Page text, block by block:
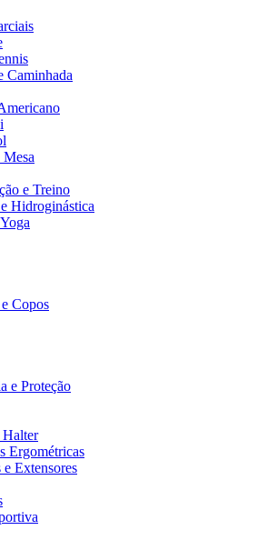
Caminhada
Mesa
e Treino
Hidroginástica
Copos
e Proteção
Ergométricas
e Extensores